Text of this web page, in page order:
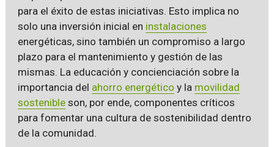
para el éxito de estas iniciativas. Esto implica no
solo una inversión inicial en instalaciones
energéticas, sino también un compromiso a largo
plazo para el mantenimiento y gestión de las
mismas. La educación y concienciación sobre la
importancia del ahorro energético y la movilidad
sostenibleson, por ende, componentes críticos
para fomentar una cultura de sostenibilidad dentro
de la comunidad.